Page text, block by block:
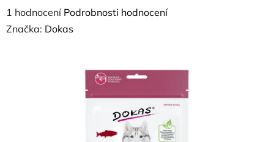
Průměrné
hodnocení
1 hodnocení Podrobnosti hodnocení
Značka: Dokas